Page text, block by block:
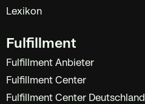
Lexikon
Fulfillment
Fulfillment Anbieter
Fulfillment Center
Fulfillment Center Deutschland